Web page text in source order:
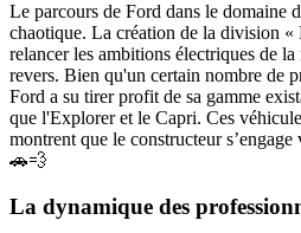
Le parcours de Ford dans le domaine
chaotique. La création de la division
relancer les ambitions électriques de
revers. Bien qu'un certain nombre de
Ford a su tirer profit de sa gamme
que l'Explorer et le Capri. Ces
montrent que le constructeur
🚗💨
La dynamique des